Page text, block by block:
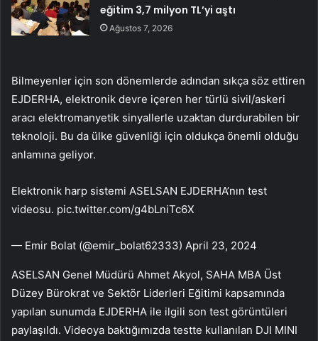
eğitim 3,7 milyon TL’yi aştı
Ağustos 7, 2026
Bilmeyenler için son dönemlerde adından sıkça söz ettiren
EJDERHA, elektronik devre içeren her türlü sivil/askeri
aracı elektromanyetik sinyallerle uzaktan durdurabilen bir
teknoloji. Bu da ülke güvenliği için oldukça önemli olduğu
anlamına geliyor.
Elektronik harp sistemi ASELSAN EJDERHA’nın test
videosu. pic.twitter.com/g4bLniTc6X
— Emir Bolat (@emir_bolat62333) April 23, 2024
ASELSAN Genel Müdürü Ahmet Akyol, SAHA MBA Üst
Düzey Bürokrat ve Sektör Liderleri Eğitimi kapsamında
yapılan sunumda EJDERHA ile ilgili son test görüntüleri
paylaşıldı. Videoya baktığımızda testte kullanılan DJI MINI